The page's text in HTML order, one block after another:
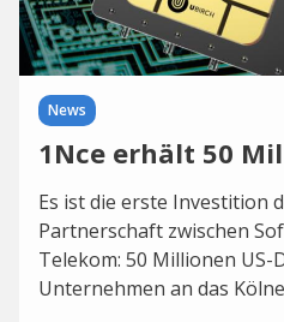
News
1Nce erhält 50
Es ist die erste Investition
Partnerschaft zwischen
Telekom: 50 Millionen US-
Unternehmen an das